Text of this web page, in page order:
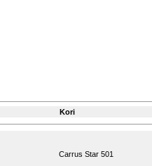
Kori
Carrus Star 501